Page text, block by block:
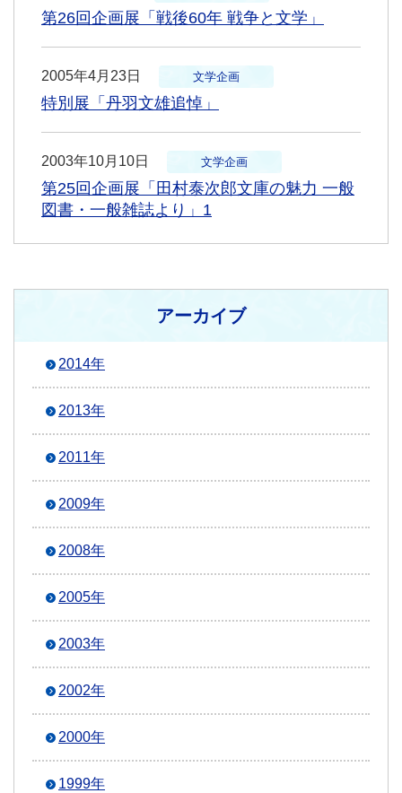
第26回企画展「戦後60年 戦争と文学」
2005年4月23日 文学企画
特別展「丹羽文雄追悼」
2003年10月10日 文学企画
第25回企画展「田村泰次郎文庫の魅力 一般
図書・一般雑誌より」1
アーカイブ
2014年
2013年
2011年
2009年
2008年
2005年
2003年
2002年
2000年
1999年